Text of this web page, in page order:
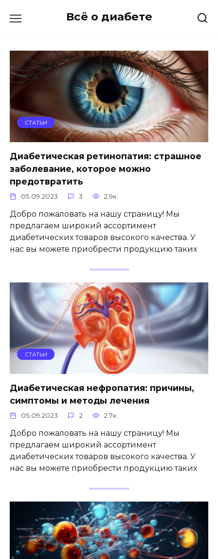
Всё о диабете
СТАТЬИ
Диабетическая ретинопатия: страшное
заболевание, которое можно
предотвратить
05.09.2023 3 2.9к.
Добро пожаловать на нашу страницу! Мы
предлагаем широкий ассортимент
диабетических товаров высокого качества. У
нас вы можете приобрести продукцию таких
СТАТЬИ
Диабетическая нефропатия: причины,
симптомы и методы лечения
05.09.2023 2 2.7к.
Добро пожаловать на нашу страницу! Мы
предлагаем широкий ассортимент
диабетических товаров высокого качества. У
нас вы можете приобрести продукцию таких